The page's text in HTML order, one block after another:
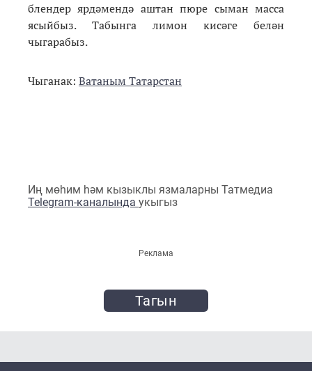
блендер ярдәмендә аштан пюре сыман масса
ясыйбыз. Табынга лимон кисәге белән
чыгарабыз.
Чыганак: Ватаным Татарстан
Иң мөһим һәм кызыклы язмаларны Татмедиа
Telegram-каналында укыгыз
Реклама
Тагын